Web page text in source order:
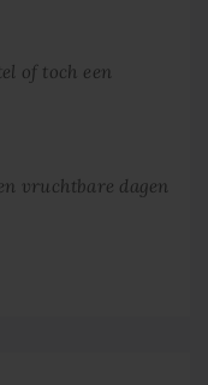
of toch een
vruchtbare dagen